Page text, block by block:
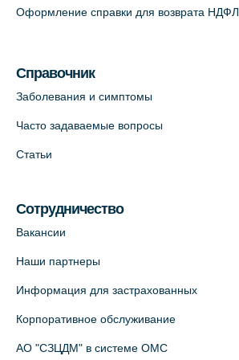
+7 (812) 660-73-69
На карте
На карте
Лабораторный терминал на
партнёр)
+7 (812) 498-10-30
Оформление справки для возврата НДФЛ
Справочник
Заболевания и симптомы
Часто задаваемые вопросы
Статьи
Сотрудничество
Вакансии
Наши партнеры
Информация для застрахованных
Корпоративное обслуживание
АО "СЗЦДМ" в системе ОМС